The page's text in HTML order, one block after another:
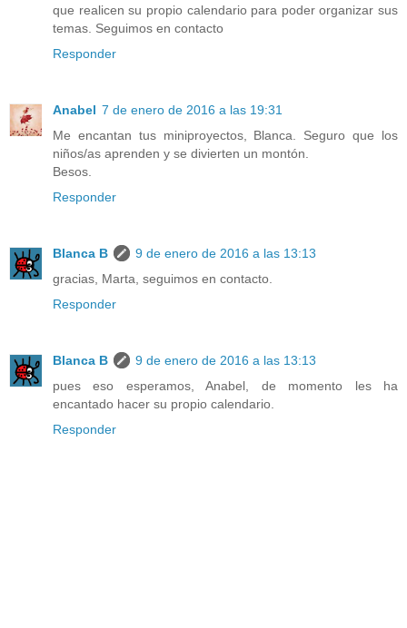
que realicen su propio calendario para poder organizar sus
temas. Seguimos en contacto
Responder
Anabel 7 de enero de 2016 a las 19:31
Me encantan tus miniproyectos, Blanca. Seguro que los
niños/as aprenden y se divierten un montón.
Besos.
Responder
Blanca B
9 de enero de 2016 a las 13:13
gracias, Marta, seguimos en contacto.
Responder
Blanca B
9 de enero de 2016 a las 13:13
pues eso esperamos, Anabel, de momento les ha
encantado hacer su propio calendario.
Responder